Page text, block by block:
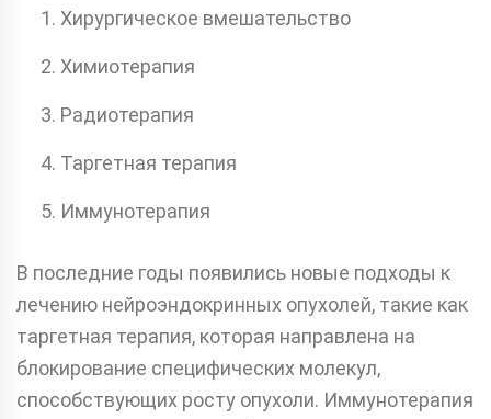
Хирургическое вмешательство
Химиотерапия
Радиотерапия
Таргетная терапия
Иммунотерапия
В последние годы появились новые подходы к
лечению нейроэндокринных опухолей, такие как
таргетная терапия, которая направлена на
блокирование специфических молекул,
способствующих росту опухоли. Иммунотерапия